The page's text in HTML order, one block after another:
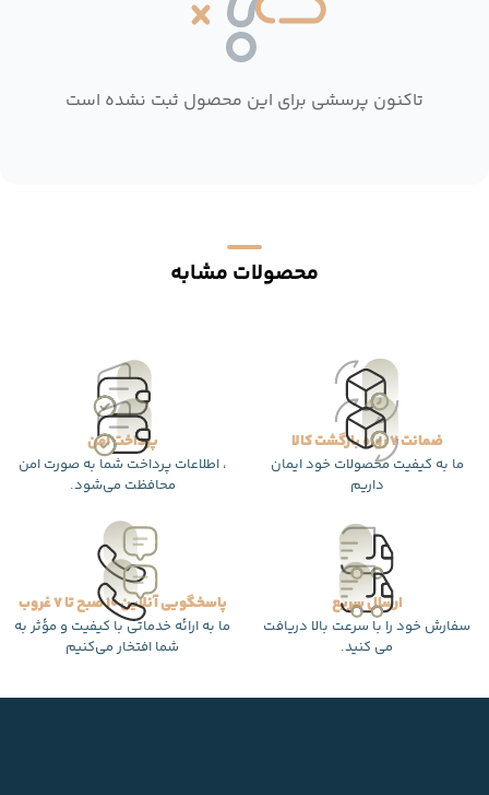
تاکنون پرسشی برای این محصول ثبت نشده است
محصولات مشابه
ضمانت 7 روزه بازگشت کالا
ما به کیفیت محصولات خود ایمان
داریم
پرداخت امن
، اطلاعات پرداخت شما به صورت امن
محافظت می‌شود.
ارسال سریع
سفارش خود را با سرعت بالا دریافت
می کنید.
پاسخگویی آنلاین 10 صبح تا 7 غروب
ما به ارائه خدماتی با کیفیت و مؤثر به
شما افتخار می‌کنیم